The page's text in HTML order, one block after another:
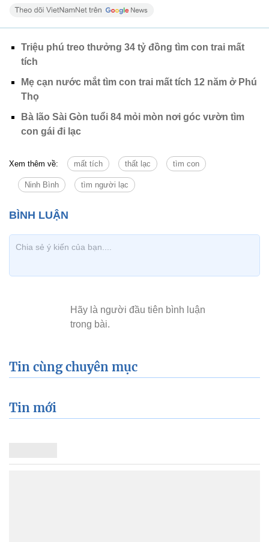
Triệu phú treo thưởng 34 tỷ đồng tìm con trai mất
tích
Mẹ cạn nước mắt tìm con trai mất tích 12 năm ở Phú
Thọ
Bà lão Sài Gòn tuổi 84 mỏi mòn nơi góc vườn tìm
con gái đi lạc
Xem thêm về: mất tích thất lạc tìm con
Ninh Bình tìm người lạc
Tin cùng chuyên mục
Tin mới